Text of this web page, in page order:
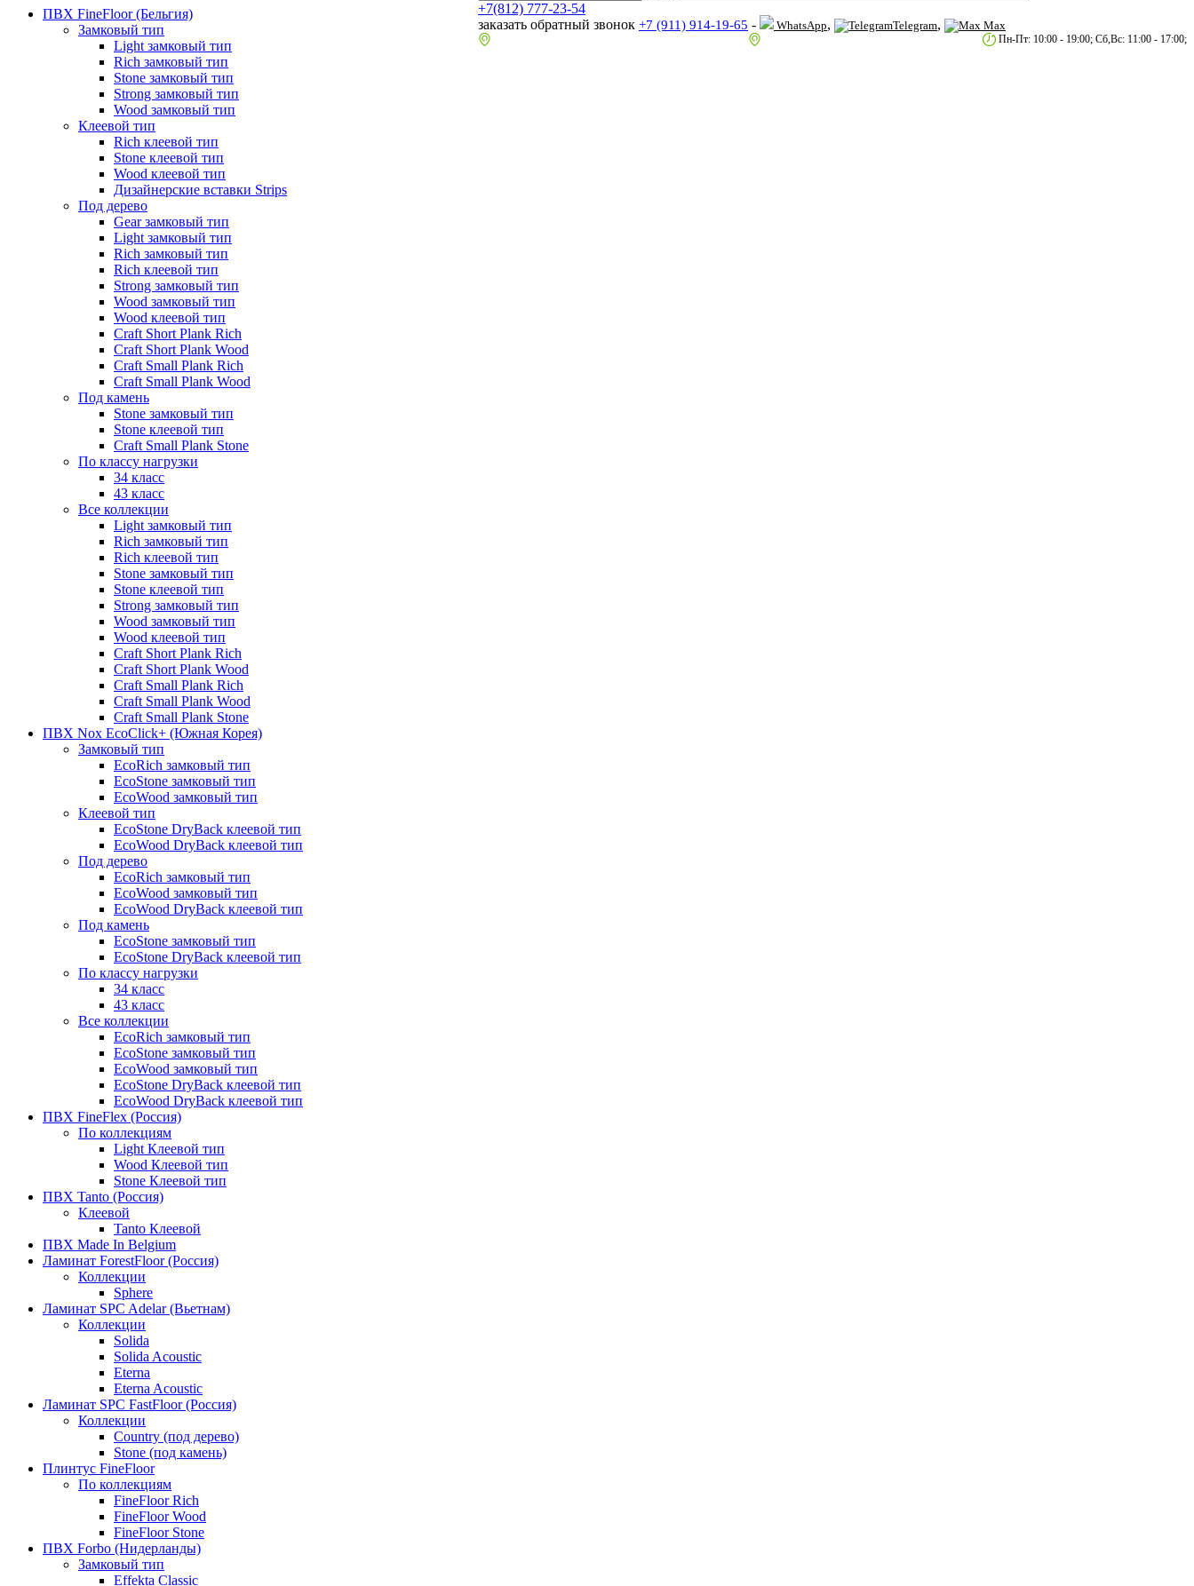
+7(812) 777-23-54
заказать обратный звонок +7 (911) 914-19-65 - WhatsApp, Telegram, Max
Пн-Пт: 10:00 - 19:00; Сб,Вс: 11:00 - 17:00;
ПВХ FineFloor (Бельгия)
Замковый тип
Light замковый тип
Rich замковый тип
Stone замковый тип
Strong замковый тип
Wood замковый тип
Клеевой тип
Rich клеевой тип
Stone клеевой тип
Wood клеевой тип
Дизайнерские вставки Strips
Под дерево
Gear замковый тип
Light замковый тип
Rich замковый тип
Rich клеевой тип
Strong замковый тип
Wood замковый тип
Wood клеевой тип
Craft Short Plank Rich
Craft Short Plank Wood
Craft Small Plank Rich
Craft Small Plank Wood
Под камень
Stone замковый тип
Stone клеевой тип
Craft Small Plank Stone
По классу нагрузки
34 класс
43 класс
Все коллекции
Light замковый тип
Rich замковый тип
Rich клеевой тип
Stone замковый тип
Stone клеевой тип
Strong замковый тип
Wood замковый тип
Wood клеевой тип
Craft Short Plank Rich
Craft Short Plank Wood
Craft Small Plank Rich
Craft Small Plank Wood
Craft Small Plank Stone
ПВХ Nox EcoClick+ (Южная Корея)
Замковый тип
EcoRich замковый тип
EcoStone замковый тип
EcoWood замковый тип
Клеевой тип
EcoStone DryBack клеевой тип
EcoWood DryBack клеевой тип
Под дерево
EcoRich замковый тип
EcoWood замковый тип
EcoWood DryBack клеевой тип
Под камень
EcoStone замковый тип
EcoStone DryBack клеевой тип
По классу нагрузки
34 класс
43 класс
Все коллекции
EcoRich замковый тип
EcoStone замковый тип
EcoWood замковый тип
EcoStone DryBack клеевой тип
EcoWood DryBack клеевой тип
ПВХ FineFlex (Россия)
По коллекциям
Light Клеевой тип
Wood Клеевой тип
Stone Клеевой тип
ПВХ Tanto (Россия)
Клеевой
Tanto Клеевой
ПВХ Made In Belgium
Ламинат ForestFloor (Россия)
Коллекции
Sphere
Ламинат SPC Adelar (Вьетнам)
Коллекции
Solida
Solida Acoustic
Eterna
Eterna Acoustic
Ламинат SPC FastFloor (Россия)
Коллекции
Country (под дерево)
Stone (под камень)
Плинтус FineFloor
По коллекциям
FineFloor Rich
FineFloor Wood
FineFloor Stone
ПВХ Forbo (Нидерланды)
Замковый тип
Effekta Classic